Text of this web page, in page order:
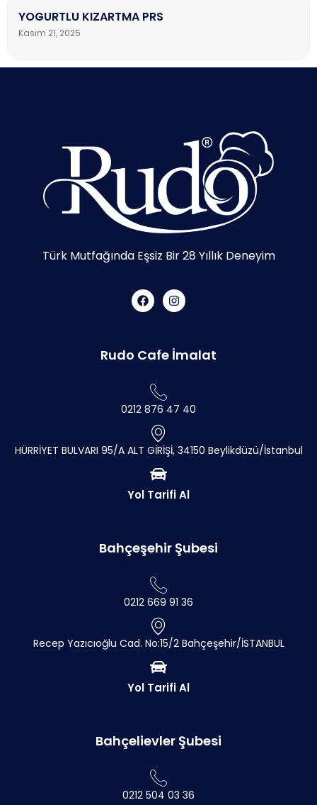
YOGURTLU KIZARTMA PRS
Kasım 21, 2025
Türk Mutfağında Eşsiz Bir 28 Yıllık Deneyim
Rudo Cafe İmalat
0212 876 47 40
HÜRRİYET BULVARI 95/A ALT GİRİŞİ, 34150 Beylikdüzü/İstanbul
Yol Tarifi Al
Bahçeşehir Şubesi
0212 669 91 36
Recep Yazıcıoğlu Cad. No:15/2 Bahçeşehir/İSTANBUL
Yol Tarifi Al
Bahçelievler Şubesi
0212 504 03 36